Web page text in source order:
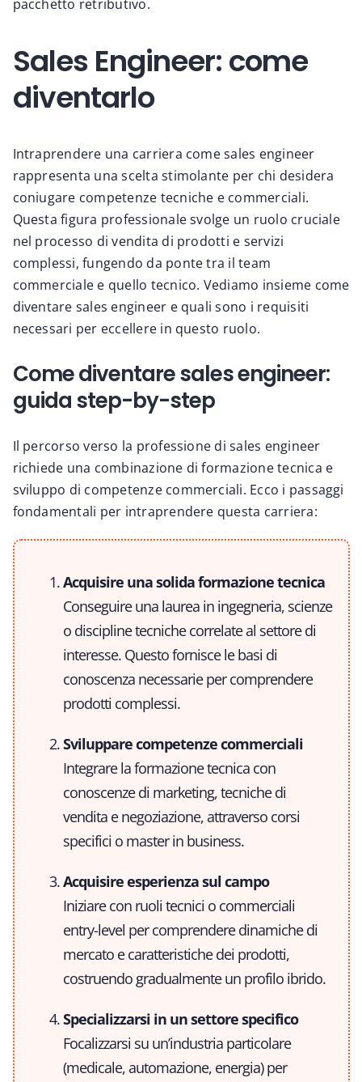
pacchetto retributivo.
Sales Engineer: come
diventarlo
Intraprendere una carriera come sales engineer
rappresenta una scelta stimolante per chi desidera
coniugare competenze tecniche e commerciali.
Questa figura professionale svolge un ruolo cruciale
nel processo di vendita di prodotti e servizi
complessi, fungendo da ponte tra il team
commerciale e quello tecnico. Vediamo insieme come
diventare sales engineer e quali sono i requisiti
necessari per eccellere in questo ruolo.
Come diventare sales engineer:
guida step-by-step
Il percorso verso la professione di sales engineer
richiede una combinazione di formazione tecnica e
sviluppo di competenze commerciali. Ecco i passaggi
fondamentali per intraprendere questa carriera:
Acquisire una solida formazione tecnica
Conseguire una laurea in ingegneria, scienze
o discipline tecniche correlate al settore di
interesse. Questo fornisce le basi di
conoscenza necessarie per comprendere
prodotti complessi.
Sviluppare competenze commerciali
Integrare la formazione tecnica con
conoscenze di marketing, tecniche di
vendita e negoziazione, attraverso corsi
specifici o master in business.
Acquisire esperienza sul campo
Iniziare con ruoli tecnici o commerciali
entry-level per comprendere dinamiche di
mercato e caratteristiche dei prodotti,
costruendo gradualmente un profilo ibrido.
Specializzarsi in un settore specifico
Focalizzarsi su un’industria particolare
(medicale, automazione, energia) per